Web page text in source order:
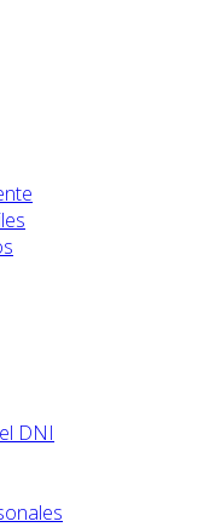
DNI